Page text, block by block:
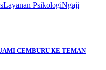
Layanan PsikologiNgaji
CEMBURU KE TEMAN